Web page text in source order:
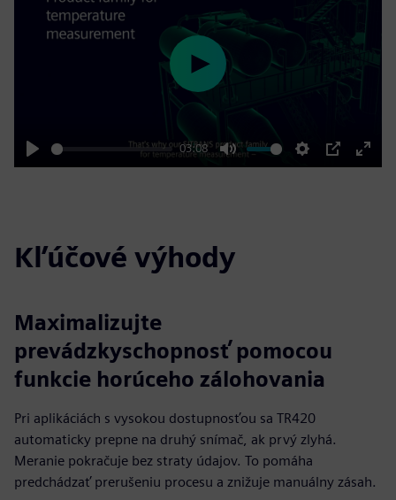
Play
03:08
Mute Settings
PIP
Enter
Play
Kľúčové výhody
Maximalizujte
prevádzkyschopnosť pomocou
funkcie horúceho zálohovania
Pri aplikáciách s vysokou dostupnosťou sa TR420
automaticky prepne na druhý snímač, ak prvý zlyhá.
Meranie pokračuje bez straty údajov. To pomáha
predchádzať prerušeniu procesu a znižuje manuálny zásah.